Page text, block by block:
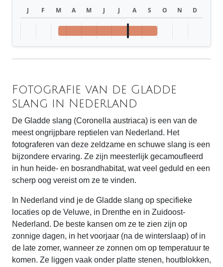
J F M A M J J A S O N D
Fotografie van de Gladde
slang in Nederland
De Gladde slang (Coronella austriaca) is een van de
meest ongrijpbare reptielen van Nederland. Het
fotograferen van deze zeldzame en schuwe slang is een
bijzondere ervaring. Ze zijn meesterlijk gecamoufleerd
in hun heide- en bosrandhabitat, wat veel geduld en een
scherp oog vereist om ze te vinden.
In Nederland vind je de Gladde slang op specifieke
locaties op de Veluwe, in Drenthe en in Zuidoost-
Nederland. De beste kansen om ze te zien zijn op
zonnige dagen, in het voorjaar (na de winterslaap) of in
de late zomer, wanneer ze zonnen om op temperatuur te
komen. Ze liggen vaak onder platte stenen, houtblokken,